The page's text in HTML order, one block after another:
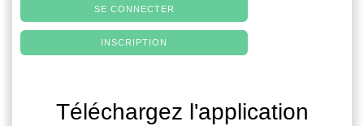
SE CONNECTER
INSCRIPTION
Téléchargez l'application